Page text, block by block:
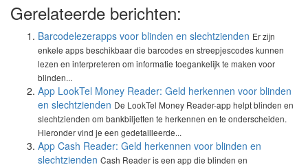
Gerelateerde berichten:
Barcodelezerapps voor blinden en slechtzienden Er zijn
enkele apps beschikbaar die barcodes en streepjescodes kunnen
lezen en interpreteren om informatie toegankelijk te maken voor
blinden...
App LookTel Money Reader: Geld herkennen voor blinden
en slechtzienden De LookTel Money Reader-app helpt blinden en
slechtzienden om bankbiljetten te herkennen en te onderscheiden.
Hieronder vind je een gedetailleerde...
App Cash Reader: Geld herkennen voor blinden en
slechtzienden Cash Reader is een app die blinden en